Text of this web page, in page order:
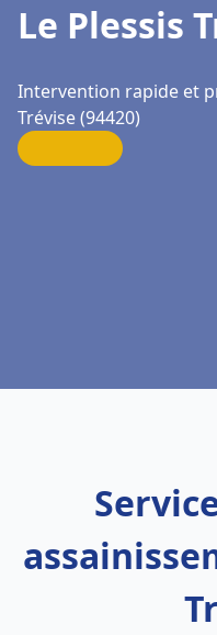
Le Plessis
Intervention rapide et
Trévise (94420)